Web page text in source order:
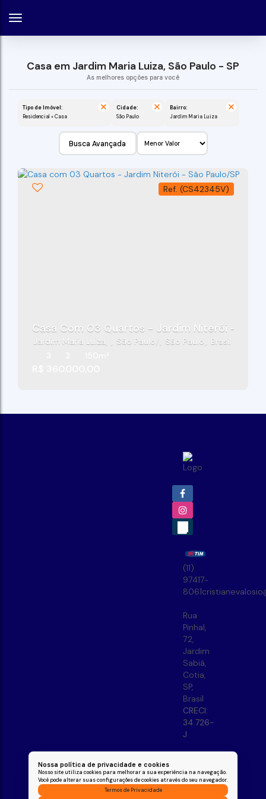
Nossa política de privacidade e cookies
Nosso site utiliza cookies para melhorar a sua experiência na navegação.
Você pode alterar suas configurações de cookies através do seu navegador.
Termos de Privacidade
Casa em Jardim Maria Luiza, São Paulo - SP
Tipo de Imóvel:
Residencial » Casa
Cidade:
São Paulo
Bairro:
Jardim Maria Luiza
Busca Avançada
(CS42345V)
Casa Com 03 Quartos - Jardim Niterói - São
Jardim Maria Luiza São Paulo São Paulo
Brasil
(11)
97417-
8061
Rua
Pinhal,
72,
Jardim
Sabiá,
Cotia,
SP,
Brasil
CRECI:
34.726-
J